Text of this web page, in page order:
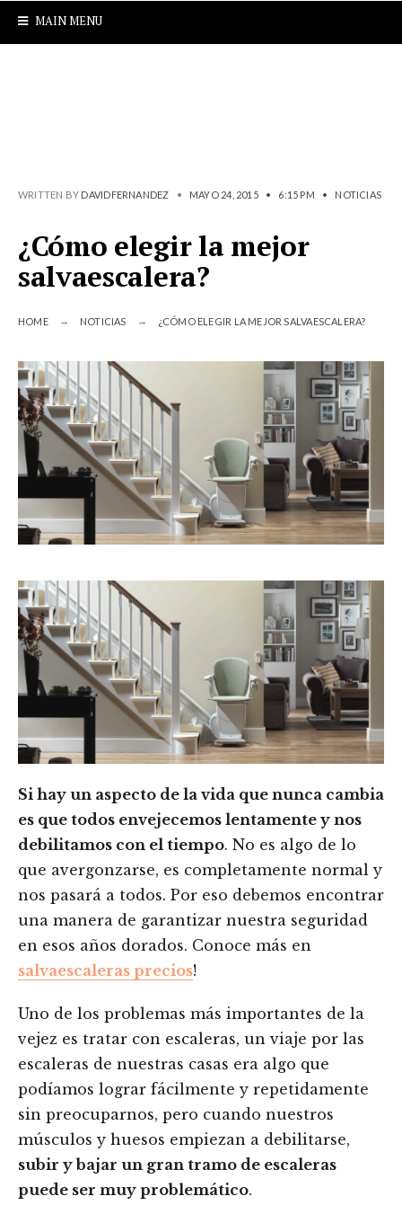
MAIN MENU
WRITTEN BY DAVIDFERNANDEZ • MAYO 24, 2015 • 6:15 PM • NOTICIAS
¿Cómo elegir la mejor
salvaescalera?
HOME NOTICIAS ¿CÓMO ELEGIR LA MEJOR SALVAESCALERA?
Si hay un aspecto de la vida que nunca cambia
es que todos envejecemos lentamente y nos
debilitamos con el tiempo. No es algo de lo
que avergonzarse, es completamente normal y
nos pasará a todos. Por eso debemos encontrar
una manera de garantizar nuestra seguridad
en esos años dorados. Conoce más en
salvaescaleras precios!
Uno de los problemas más importantes de la
vejez es tratar con escaleras, un viaje por las
escaleras de nuestras casas era algo que
podíamos lograr fácilmente y repetidamente
sin preocuparnos, pero cuando nuestros
músculos y huesos empiezan a debilitarse,
subir y bajar un gran tramo de escaleras
puede ser muy problemático.